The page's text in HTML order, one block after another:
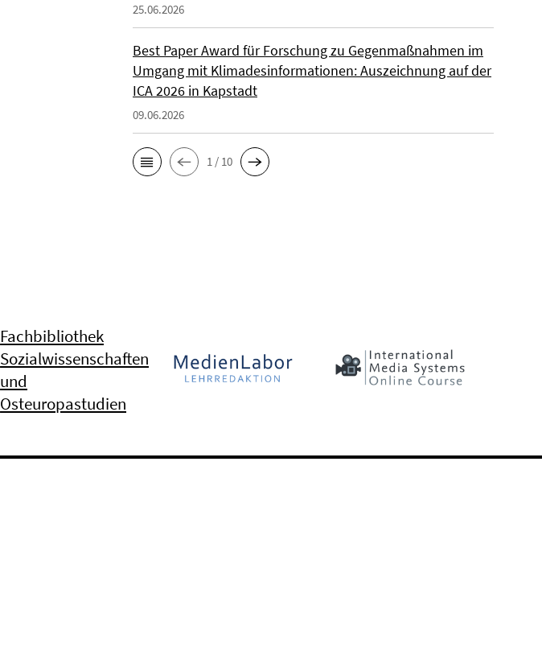
25.06.2026
Best Paper Award für Forschung zu Gegenmaßnahmen im
Umgang mit Klimadesinformationen: Auszeichnung auf der
ICA 2026 in Kapstadt
09.06.2026
1 / 10
Fachbibliothek
Sozialwissenschaften
und
Osteuropastudien